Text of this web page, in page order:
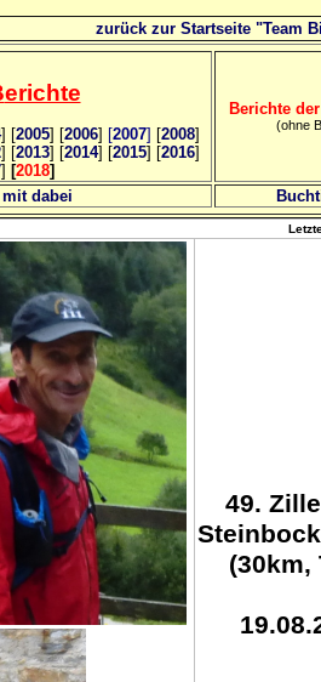
zurück zur Startseite "Team
erichte
] [2005] [2006] [2007] [2008]
] [2013] [2014] [2015] [2016]
] [2018]
Berichte
(ohne
dabei
49.
(30km,